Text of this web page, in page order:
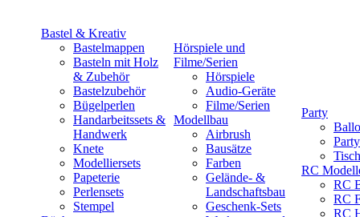
Bastel & Kreativ
Bastelmappen
Basteln mit Holz
& Zubehör
Bastelzubehör
Bügelperlen
Handarbeitssets &
Handwerk
Knete
Modelliersets
Papeterie
Perlensets
Stempel
Hörspiele und
Filme/Serien
Hörspiele
Audio-Geräte
Filme/Serien
Modellbau
Airbrush
Bausätze
Farben
Gelände- &
Landschaftsbau
Geschenk-Sets
Party
RC
RC
RC
RC